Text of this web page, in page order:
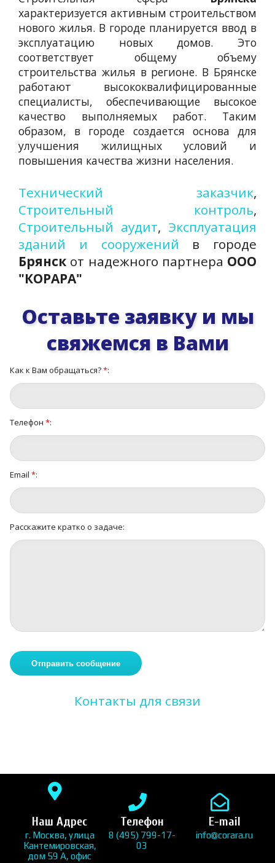
характеризуется активным строительством
нового жилья. В городе планируется ввод в
эксплуатацию новых домов. Это
соответствует общему объему
строительства жилья в регионе. В Брянске
работают высококвалифицированные
специалисты, обеспечивающие высокое
качество выполняемых работ. Таким
образом, в городе создается основа для
улучшения жилищных условий и
повышения качества жизни населения.
Технический заказчик,
Строительный контроль,
Строительный аудит, Эксплуатация
зданий и сооружений в городе
Брянск от надежного партнера ООО
"КОРАРА"
Оставьте заявку и мы
свяжемся в Вами
Как к Вам обращаться?*:
Телефон *:
Email *:
Расскажите кратко о задаче:
Контакты для связи
Наш Адрес
г. Москва, улица
Кантемировская,
дом 59 А, офис
Телефон
8 (495) 799-17-
03
E-mail
info@corara.ru